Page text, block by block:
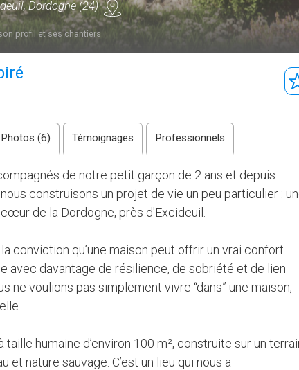
Dordogne (24)
profil et ses chantiers
Photos (6) Témoignages Professionnels
de notre petit garçon de 2 ans et depuis
construisons un projet de vie un peu particulier :
de la Dordogne, près d'Excideuil.
conviction qu’une maison peut offrir un vrai confort
avec davantage de résilience, de sobriété et de lien
ne voulions pas simplement vivre “dans” une maison,
humaine d’environ 100 m², construite sur un
et nature sauvage. C’est un lieu qui nous a